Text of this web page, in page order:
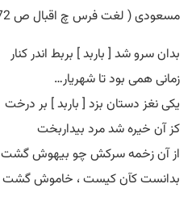
مسعودی ( لغت فرس چ اقبال ص 72 ).
بدان سرو شد [ باربد ] بربط اندر کنار
زمانی همی بود تا شهریار…
یکی نغز دستان بزد [ باربد ] بر درخت
کز آن خیره شد مرد بیداربخت
از آن زخمه سرکش چو بیهوش گشت
بدانست کآن کیست ، خاموش گشت